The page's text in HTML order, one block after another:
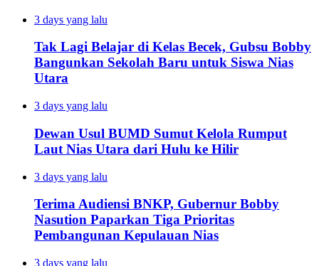
3 days yang lalu
Tak Lagi Belajar di Kelas Becek, Gubsu Bobby
Bangunkan Sekolah Baru untuk Siswa Nias
Utara
3 days yang lalu
Dewan Usul BUMD Sumut Kelola Rumput
Laut Nias Utara dari Hulu ke Hilir
3 days yang lalu
Terima Audiensi BNKP, Gubernur Bobby
Nasution Paparkan Tiga Prioritas
Pembangunan Kepulauan Nias
3 days yang lalu